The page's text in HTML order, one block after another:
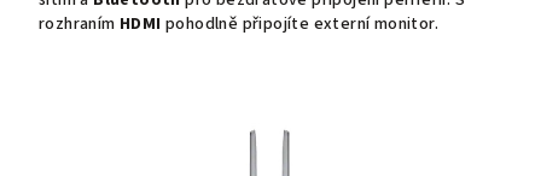
rozhraním HDMI pohodlně připojíte externí monitor.